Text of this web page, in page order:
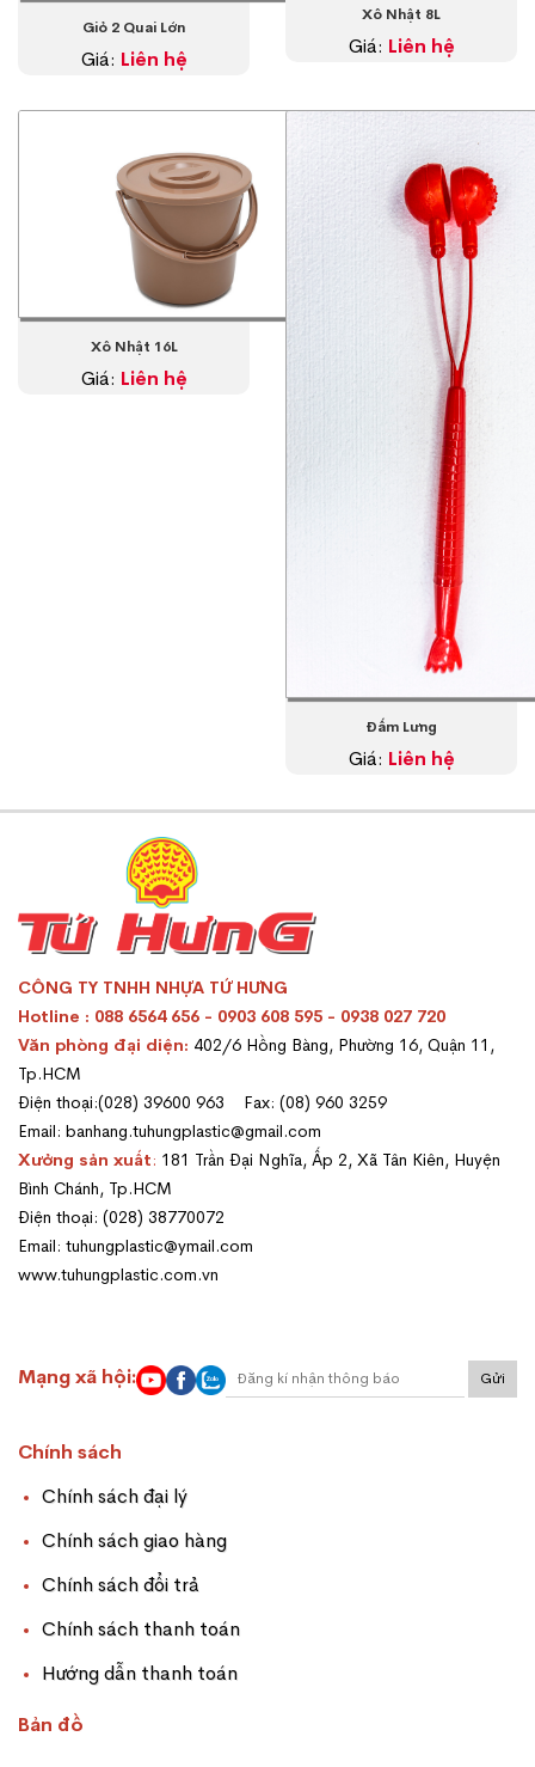
Giỏ 2 Quai Lớn
Giá: Liên hệ
Xô Nhật 8L
Giá: Liên hệ
Xô Nhật 16L
Giá: Liên hệ
Đấm Lưng
Giá: Liên hệ
CÔNG TY TNHH NHỰA TỨ HƯNG
Hotline : 088 6564 656 - 0903 608 595 - 0938 027 720
Văn phòng đại diện: 402/6 Hồng Bàng, Phường 16, Quận 11,
Tp.HCM
Điện thoại:(028) 39600 963 Fax: (08) 960 3259
Email: banhang.tuhungplastic@gmail.com
Xưởng sản xuất: 181 Trần Đại Nghĩa, Ấp 2, Xã Tân Kiên, Huyện
Bình Chánh, Tp.HCM
Điện thoại: (028) 38770072
Email: tuhungplastic@ymail.com
www.tuhungplastic.com.vn
Mạng xã hội: Gửi
Chính sách
Chính sách đại lý
Chính sách giao hàng
Chính sách đổi trả
Chính sách thanh toán
Hướng dẫn thanh toán
Bản đồ